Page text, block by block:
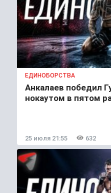
ЕДИНОБОРСТВА
Анкалаев победил
нокаутом в пятом
25 июля 21:55 632